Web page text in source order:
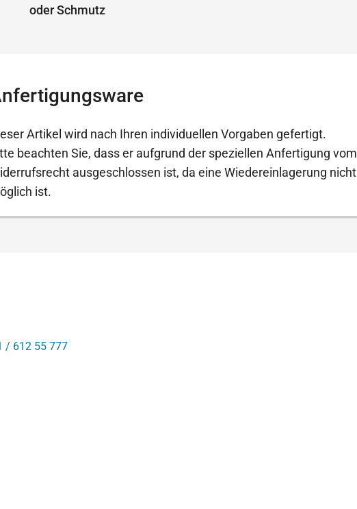
oder Schmutz
Artikel wird nach Ihren individuellen Vorgaben gefertigt.
beachten Sie, dass er aufgrund der speziellen Anfertigung vom
ausgeschlossen ist, da eine Wiedereinlagerung nicht
ist.
/ 612 55 777